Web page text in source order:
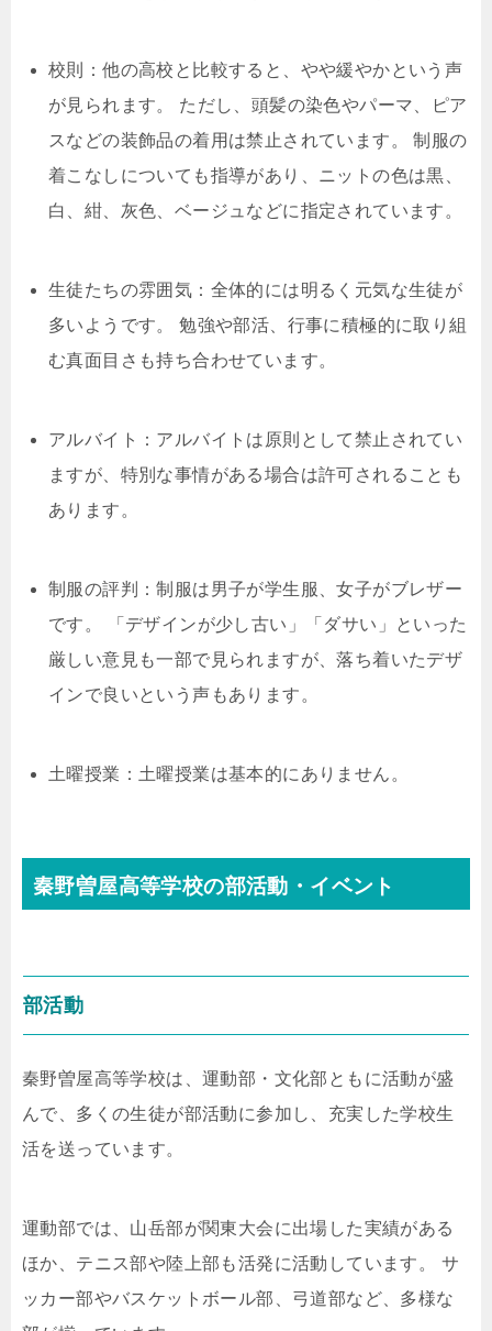
校則：他の高校と比較すると、やや緩やかという声
が見られます。 ただし、頭髪の染色やパーマ、ピア
スなどの装飾品の着用は禁止されています。 制服の
着こなしについても指導があり、ニットの色は黒、
白、紺、灰色、ベージュなどに指定されています。
生徒たちの雰囲気：全体的には明るく元気な生徒が
多いようです。 勉強や部活、行事に積極的に取り組
む真面目さも持ち合わせています。
アルバイト：アルバイトは原則として禁止されてい
ますが、特別な事情がある場合は許可されることも
あります。
制服の評判：制服は男子が学生服、女子がブレザー
です。 「デザインが少し古い」「ダサい」といった
厳しい意見も一部で見られますが、落ち着いたデザ
インで良いという声もあります。
土曜授業：土曜授業は基本的にありません。
秦野曽屋高等学校の部活動・イベント
部活動
秦野曽屋高等学校は、運動部・文化部ともに活動が盛
んで、多くの生徒が部活動に参加し、充実した学校生
活を送っています。
運動部では、山岳部が関東大会に出場した実績がある
ほか、テニス部や陸上部も活発に活動しています。 サ
ッカー部やバスケットボール部、弓道部など、多様な